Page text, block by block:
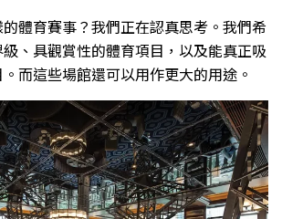
體育賽事？我們正在認真思考。我們希
、具觀賞性的體育項目，以及能真正吸
而這些場館還可以用作更大的用途。